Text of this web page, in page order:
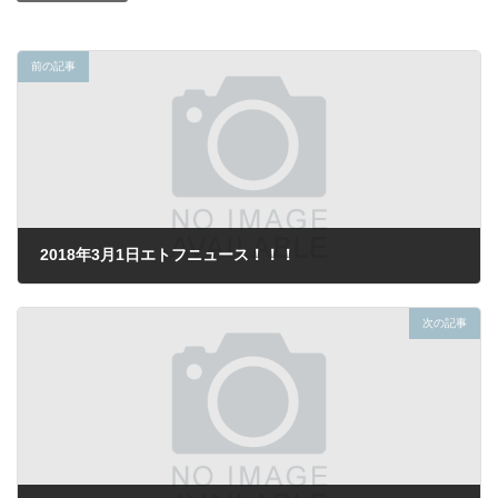
前の記事
2018年3月1日エトフニュース！！！
次の記事